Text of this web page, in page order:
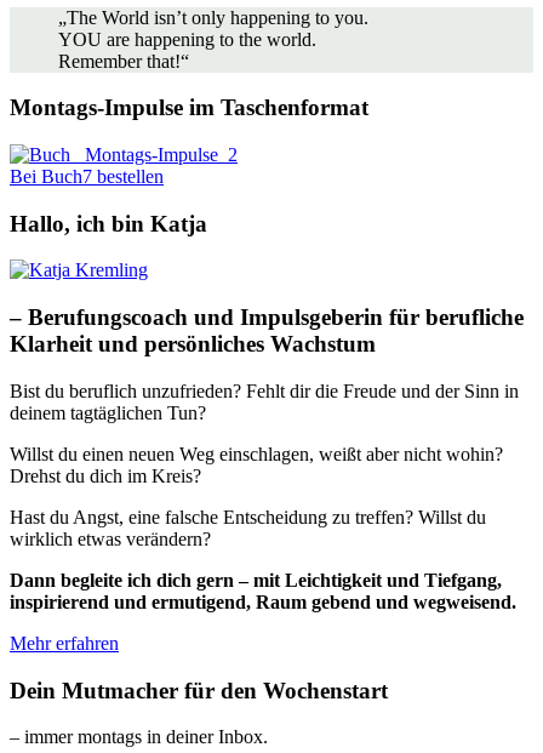
„The World isn’t only happening to you.
YOU are happening to the world.
Remember that!“
Montags-Impulse im Taschenformat
Bei Buch7 bestellen
Hallo, ich bin Katja
– Berufungscoach und Impulsgeberin für berufliche
Klarheit und persönliches Wachstum
Bist du beruflich unzufrieden? Fehlt dir die Freude und der Sinn in
deinem tagtäglichen Tun?
Willst du einen neuen Weg einschlagen, weißt aber nicht wohin?
Drehst du dich im Kreis?
Hast du Angst, eine falsche Entscheidung zu treffen? Willst du
wirklich etwas verändern?
Dann begleite ich dich gern – mit Leichtigkeit und Tiefgang,
inspirierend und ermutigend, Raum gebend und wegweisend.
Mehr erfahren
Dein Mutmacher für den Wochenstart
– immer montags in deiner Inbox.